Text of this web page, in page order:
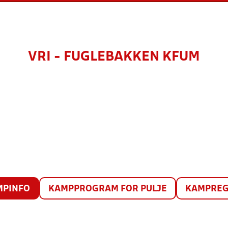
VRI - FUGLEBAKKEN KFUM
KAMPPROGRAM FOR PULJE